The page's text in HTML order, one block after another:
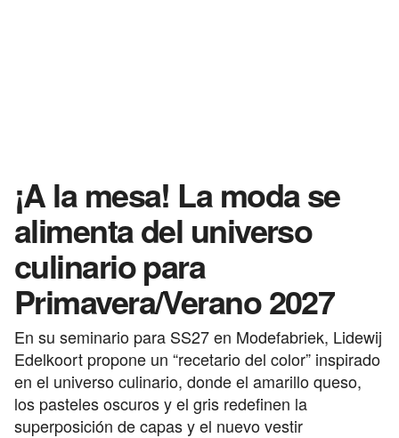
¡A la mesa! La moda se
alimenta del universo
culinario para
Primavera/Verano 2027
En su seminario para SS27 en Modefabriek, Lidewij
Edelkoort propone un “recetario del color” inspirado
en el universo culinario, donde el amarillo queso,
los pasteles oscuros y el gris redefinen la
superposición de capas y el nuevo vestir